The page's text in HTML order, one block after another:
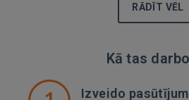
RĀDĪT VĒL
Kā tas
Izveido